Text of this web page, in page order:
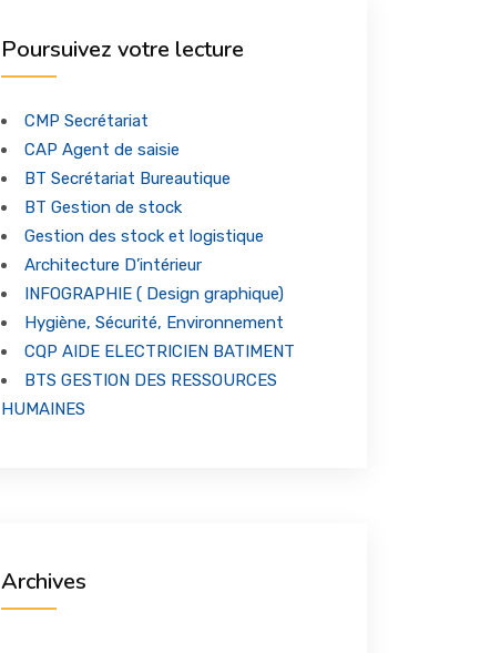
Poursuivez votre lecture
CMP Secrétariat
CAP Agent de saisie
BT Secrétariat Bureautique
BT Gestion de stock
Gestion des stock et logistique
Architecture D’intérieur
INFOGRAPHIE ( Design graphique)
Hygiène, Sécurité, Environnement
CQP AIDE ELECTRICIEN BATIMENT
BTS GESTION DES RESSOURCES
HUMAINES
Archives